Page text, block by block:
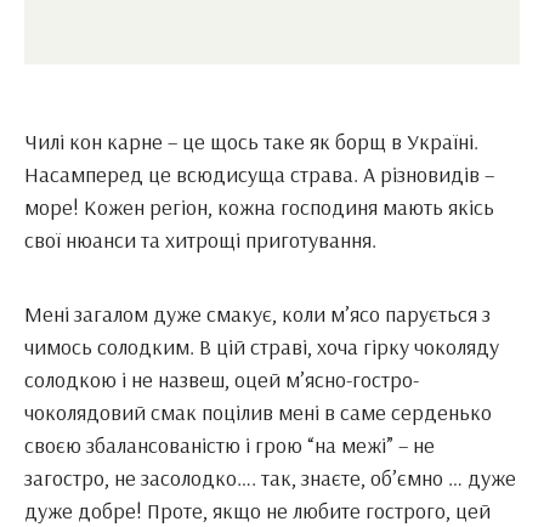
Чилі кон карне – це щось таке як борщ в Україні.
Насамперед це всюдисуща страва. А різновидів –
море! Кожен регіон, кожна господиня мають якісь
свої нюанси та хитрощі приготування.
Мені загалом дуже смакує, коли м’ясо парується з
чимось солодким. В цій страві, хоча гірку чоколяду
солодкою і не назвеш, оцей м’ясно-гостро-
чоколядовий смак поцілив мені в саме серденько
своєю збалансованістю і грою “на межі” – не
загостро, не засолодко…. так, знаєте, об’ємно … дуже
дуже добре! Проте, якщо не любите гострого, цей